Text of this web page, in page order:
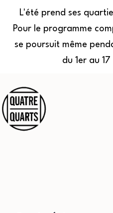
L'été prend ses
Pour le programme
se poursuit même
du 1er au
au
contenu